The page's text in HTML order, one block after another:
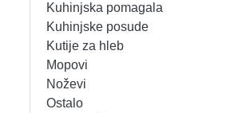
PEGLE
PEGLE ZA KOSU
PIZZA PEKAČI
RUČNE MAŠINE
SECKALICE
ŠERPE
Kuhinjska pomagala
Kuhinjske posude
Kutije za hleb
Mopovi
Noževi
Ostalo